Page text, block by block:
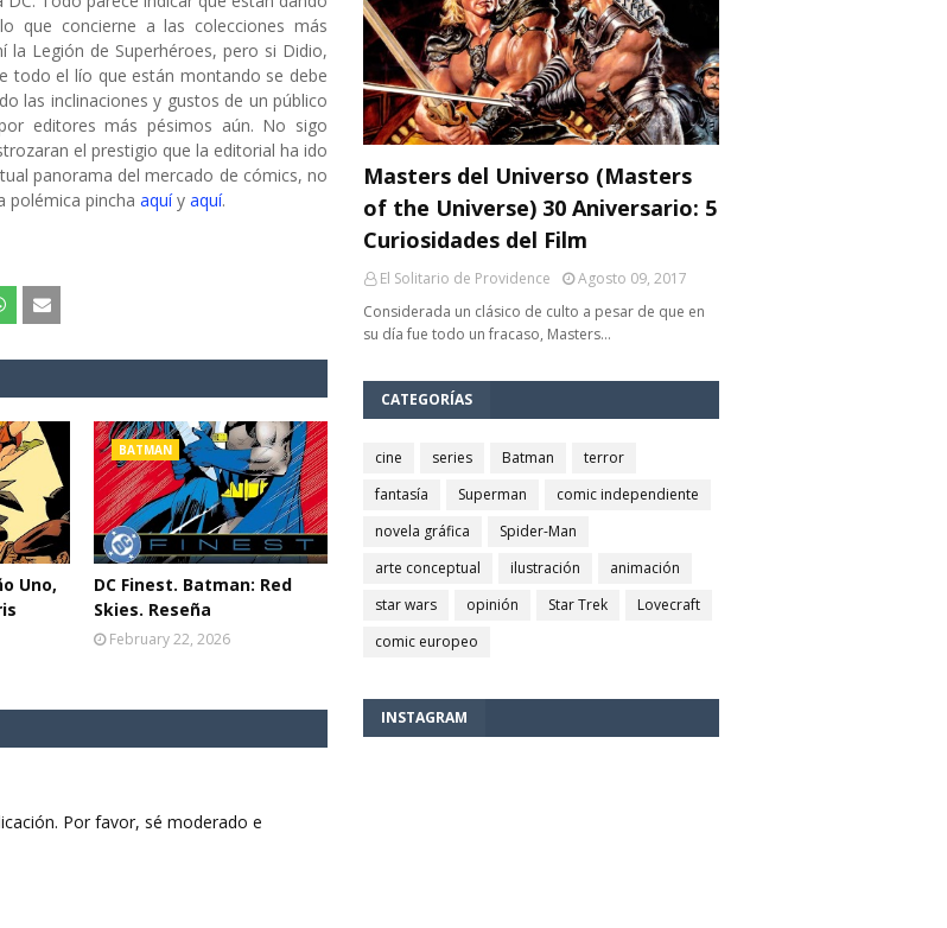
que concierne a las colecciones más
Legión de Superhéroes, pero si Didio,
todo el lío que están montando se debe
las inclinaciones y gustos de un público
editores más pésimos aún. No sigo
el prestigio que la editorial ha ido
panorama del mercado de cómics, no
polémica pincha aquíy aquí.
Uno,
BATMAN
DC Finest. Batman: Red
Skies. Reseña
February 22, 2026
Por favor, sé moderado e
Masters del Universo (Masters
of the Universe) 30 Aniversario: 5
Curiosidades del Film
El Solitario de Providence
Agosto 09, 2017
Considerada un clásico de culto a pesar de que en
su día fue todo un fracaso, Masters…
CATEGORÍAS
cine series Batman
terror
fantasía
Superman
comic independiente
novela gráfica
Spider-Man
arte conceptual
ilustración
animación
star wars
opinión Star Trek
Lovecraft
comic europeo
INSTAGRAM